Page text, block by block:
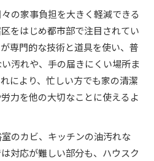
の家事負担を大きく軽減できる
をはじめ都市部で注目されてい
専門的な技術と道具を使い、普
汚れや、手の届きにくい場所ま
により、忙しい方でも家の清潔
力を他の大切なことに使えるよ
のカビ、キッチンの油汚れな
対応が難しい部分も、ハウスク